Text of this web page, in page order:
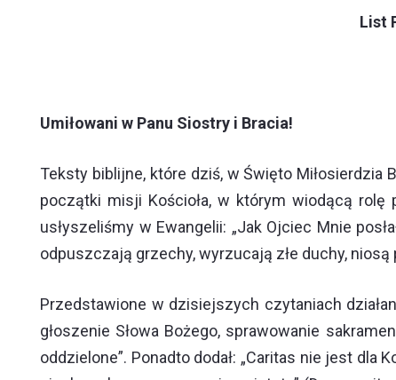
List
Umiłowani w Panu Siostry i Bracia!
Teksty biblijne, które dziś, w Święto Miłosierdzia
początki misji Kościoła, w którym wiodącą rolę
usłyszeliśmy w Ewangelii: „Jak Ojciec Mnie
odpuszczają grzechy, wyrzucają złe duchy,
Przedstawione w dzisiejszych czytaniach
głoszenie Słowa Bożego, sprawowanie
oddzielone”. Ponadto dodał: „Caritas nie jest